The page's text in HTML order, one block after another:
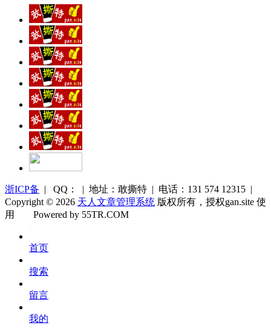
浙ICP备 | QQ： | 地址：敢撕特 | 电话：131 574 12315 |
Copyright © 2026 天人文章管理系统 版权所有，授权gan.site 使
用
库
Powered by 55TR.COM
首页
搜索
留言
我的